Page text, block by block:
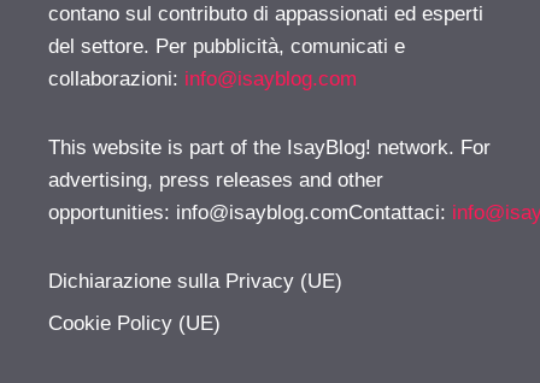
contano sul contributo di appassionati ed esperti
del settore. Per pubblicità, comunicati e
collaborazioni: info@isayblog.com
This website is part of the IsayBlog! network. For
advertising, press releases and other
opportunities: info@isayblog.comContattaci:
Dichiarazione sulla Privacy (UE)
Cookie Policy (UE)